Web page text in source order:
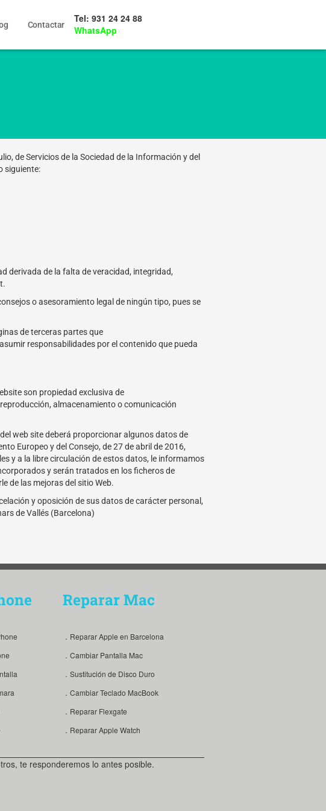
Contactar
Tel: 931 24 24 88
WhatsApp
de Servicios de la Sociedad de la Información y del
siguiente:
derivada de la falta de veracidad, integridad,
o asesoramiento legal de ningún tipo, pues se
de terceras partes que
responsabilidades por el contenido que pueda
son propiedad exclusiva de
almacenamiento o comunicación
web site deberá proporcionar algunos datos de
Europeo y del Consejo, de 27 de abril de 2016,
y a la libre circulación de estos datos, le informamos
y serán tratados en los ficheros de
de las mejoras del sitio Web.
y oposición de sus datos de carácter personal,
de Vallés (Barcelona)
Reparar Mac
．Reparar Apple en Barcelona
．Cambiar Pantalla Mac
．Sustitución de Disco Duro
．Cambiar Teclado MacBook
．Reparar Flexgate
．Reparar Apple Watch
te responderemos lo antes posible.